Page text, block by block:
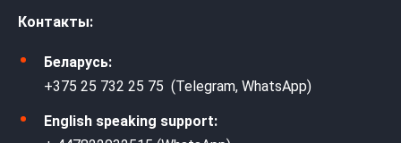
Контакты:
Беларусь:
+375 25 732 25 75 (Telegram, WhatsApp)
English speaking support: